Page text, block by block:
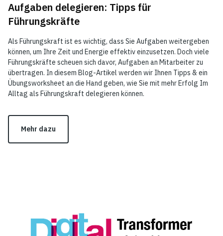
Aufgaben delegieren: Tipps für
Führungskräfte
Als Führungskraft ist es wichtig, dass Sie Aufgaben weitergeben
können, um Ihre Zeit und Energie effektiv einzusetzen. Doch viele
Führungskräfte scheuen sich davor, Aufgaben an Mitarbeiter zu
übertragen. In diesem Blog-Artikel werden wir Ihnen Tipps & ein
Übungsworksheet an die Hand geben, wie Sie mit mehr Erfolg Im
Alltag als Führungskraft delegieren können.
Mehr dazu